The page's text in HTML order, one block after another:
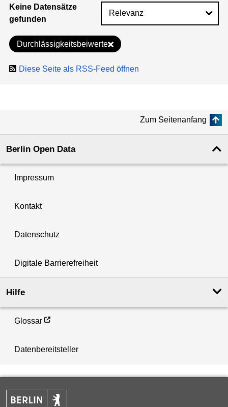
Keine Datensätze
gefunden
Durchlässigkeitsbeiwerte
Diese Seite als RSS-Feed öffnen
Zum Seitenanfang
Berlin Open Data
Impressum
Kontakt
Datenschutz
Digitale Barrierefreiheit
Hilfe
Glossar
Datenbereitsteller